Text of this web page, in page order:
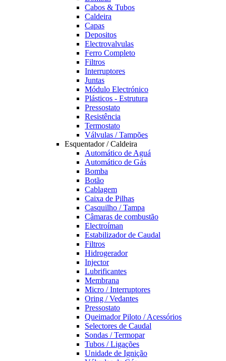
Cabos & Tubos
Caldeira
Capas
Depositos
Electrovalvulas
Ferro Completo
Filtros
Interruptores
Juntas
Módulo Electrónico
Plásticos - Estrutura
Pressostato
Resistência
Termostato
Válvulas / Tampões
Esquentador / Caldeira
Automático de Aguá
Automático de Gás
Bomba
Botão
Cablagem
Caixa de Pilhas
Casquilho / Tampa
Câmaras de combustão
Electroíman
Estabilizador de Caudal
Filtros
Hidrogerador
Injector
Lubrificantes
Membrana
Micro / Interruptores
Oring / Vedantes
Pressostato
Queimador Piloto / Acessórios
Selectores de Caudal
Sondas / Termopar
Tubos / Ligações
Unidade de Ignição